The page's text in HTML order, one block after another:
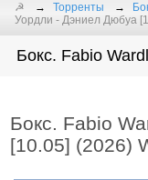
☭ Торренты
Уордли - Дэниел Дюбуа
Бокс. Fabio
Бокс. Fabio
[10.05] (2026)